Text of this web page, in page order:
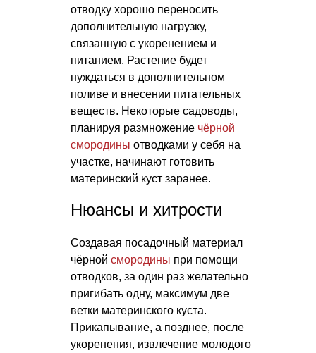
отводку хорошо переносить
дополнительную нагрузку,
связанную с укоренением и
питанием. Растение будет
нуждаться в дополнительном
поливе и внесении питательных
веществ. Некоторые садоводы,
планируя размножение чёрной
смородины отводками у себя на
участке, начинают готовить
материнский куст заранее.
Нюансы и хитрости
Создавая посадочный материал
чёрной смородины при помощи
отводков, за один раз желательно
пригибать одну, максимум две
ветки материнского куста.
Прикапывание, а позднее, после
укоренения, извлечение молодого